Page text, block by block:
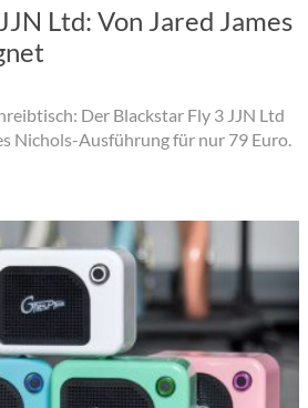
Ltd: Von Jared James
Der Blackstar Fly 3 JJN Ltd
Nichols-Ausführung für nur 79 Euro.